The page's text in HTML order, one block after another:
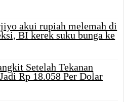
akui rupiah melemah di
BI kerek suku bunga ke
Setelah Tekanan
Rp 18.058 Per Dolar